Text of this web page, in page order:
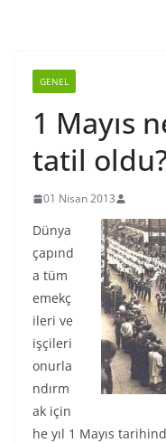
GENEL
1 Mayıs
tatil
01 Nisan 2013
Dünya
çapınd
a tüm
emekç
ileri ve
işçileri
onurla
ndırm
ak için
he yıl 1 Mayıs